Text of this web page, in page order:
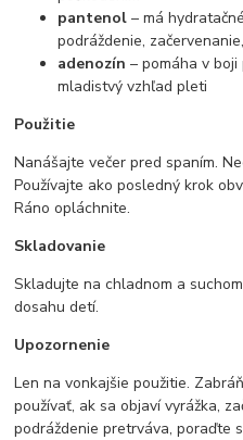
pantenol – má
podráždenie,
adenozín – pomáha v
mladistvý vzhľad pleti
Použitie
Nanášajte večer pred spaním.
Používajte ako posledný krok
Ráno opláchnite.
Skladovanie
Skladujte na chladnom a
dosahu detí.
Upozornenie
Len na vonkajšie použitie.
používať, ak sa objaví vyrážka,
podráždenie pretrváva, poraďte